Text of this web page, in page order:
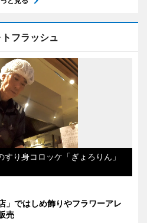
フラッシュ
すり身コロッケ「ぎょろりん」
」ではしめ飾りやフラワーアレ
売